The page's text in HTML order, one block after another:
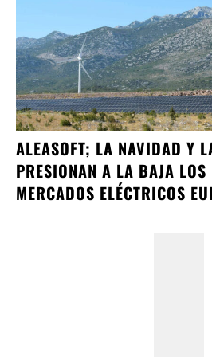
ALEASOFT; LA NAVIDAD Y
PRESIONAN A LA BAJA
MERCADOS ELÉCTRICOS